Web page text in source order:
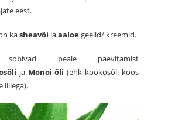
eest.
kasheavõi jaaaloegeelid/ kreemid.
sobivad peale päevitamist
ja Monoi õli(ehk kookosõli koos
lillega).